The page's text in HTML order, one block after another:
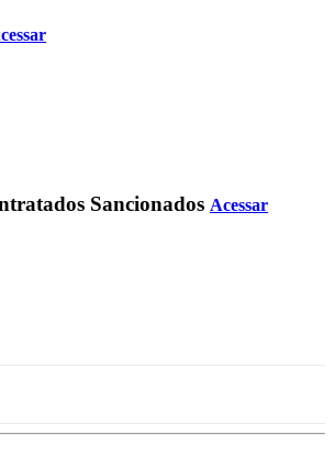
Sancionados Acessar